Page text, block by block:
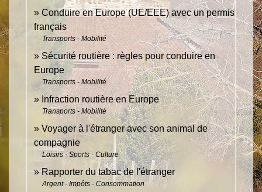
Conduire en Europe (UE/EEE) avec un permis
français
Transports - Mobilité
Sécurité routière : règles pour conduire en
Europe
Transports - Mobilité
Infraction routière en Europe
Transports - Mobilité
Voyager à l'étranger avec son animal de
compagnie
Loisirs - Sports - Culture
Rapporter du tabac de l'étranger
Argent - Impôts - Consommation